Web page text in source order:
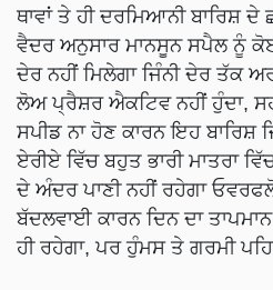
ਥਾਵਾਂ ਤੇ ਹੀ ਦਰਮਿਆਨੀ ਬਾਰਿਸ਼
ਵੈਦਰ ਅਨੁਸਾਰ ਮਾਨਸੂਨ ਸਪੈਲ ਨੂੰ
ਦੇਰ ਨਹੀਂ ਮਿਲੇਗਾ ਜਿੰਨੀ ਦੇਰ ਤੱਕ
ਲੋਅ ਪ੍ਰੈਸ਼ਰ ਐਕਟਿਵ ਨਹੀਂ ਹੁੰਦਾ,
ਸਪੀਡ ਨਾ ਹੋਣ ਕਾਰਨ ਇਹ ਬਾਰਿਸ਼
ਏਰੀਏ ਵਿੱਚ ਬਹੁਤ ਭਾਰੀ ਮਾਤਰਾ
ਦੇ ਅੰਦਰ ਪਾਣੀ ਨਹੀਂ ਰਹੇਗਾ
ਬੱਦਲਵਾਈ ਕਾਰਨ ਦਿਨ ਦਾ
ਹੀ ਰਹੇਗਾ, ਪਰ ਹੁੰਮਸ ਤੇ ਗਰਮੀ